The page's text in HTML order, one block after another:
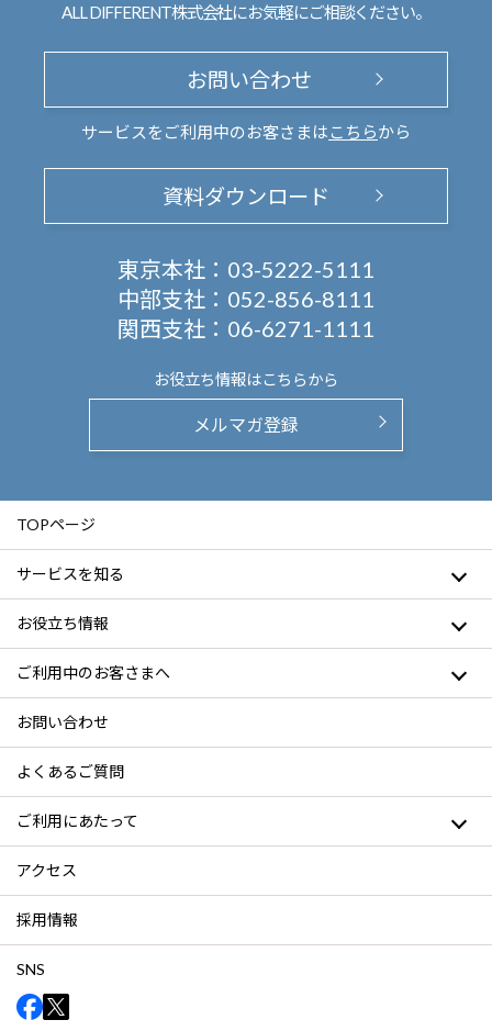
ALL DIFFERENT株式会社にお気軽にご相談ください。
お問い合わせ
サービスをご利用中のお客さまは こちらから
資料ダウンロード
東京本社： 03-5222-5111
中部支社： 052-856-8111
関西支社： 06-6271-1111
お役立ち情報はこちらから
メルマガ登録
TOPページ
サービスを知る
お役立ち情報
ご利用中のお客さまへ
お問い合わせ
よくあるご質問
ご利用にあたって
アクセス
採用情報
SNS